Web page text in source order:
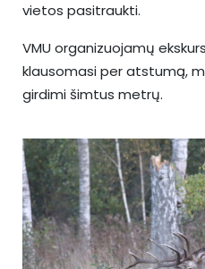
vietos pasitraukti.
VMU organizuojamų
klausomasi per atstumą,
girdimi šimtus metrų.